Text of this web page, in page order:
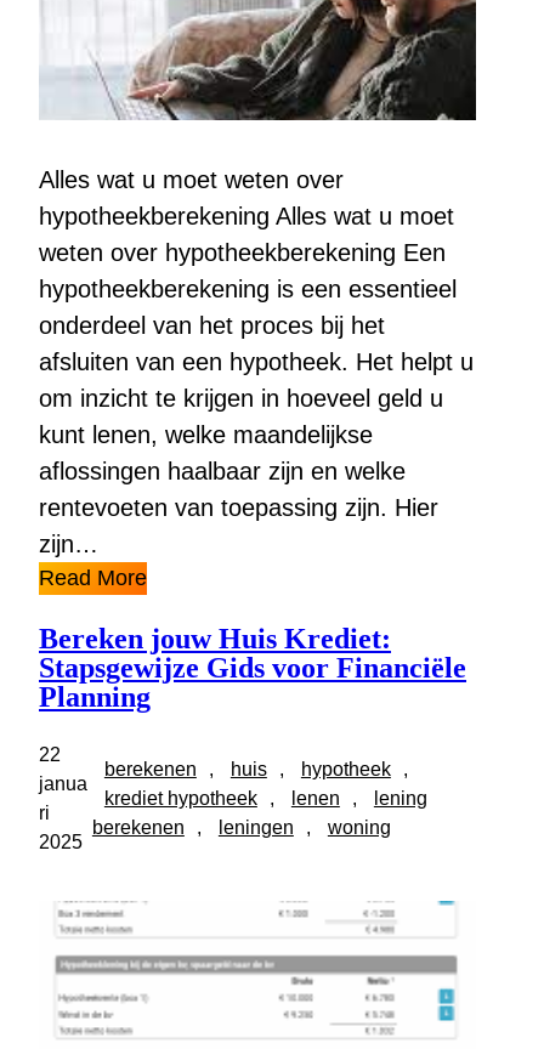
Alles wat u moet weten over
hypotheekberekening Alles wat u moet
weten over hypotheekberekening Een
hypotheekberekening is een essentieel
onderdeel van het proces bij het
afsluiten van een hypotheek. Het helpt u
om inzicht te krijgen in hoeveel geld u
kunt lenen, welke maandelijkse
aflossingen haalbaar zijn en welke
rentevoeten van toepassing zijn. Hier
zijn…
Read More
Bereken jouw Huis Krediet:
Stapsgewijze Gids voor Financiële
Planning
22
janua
ri
2025
berekenen , huis , hypotheek
krediet hypotheek
, lenen ,
lening
berekenen
, leningen , woning